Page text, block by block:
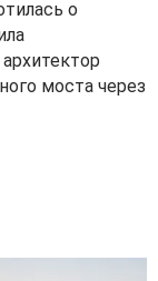
о
моста через